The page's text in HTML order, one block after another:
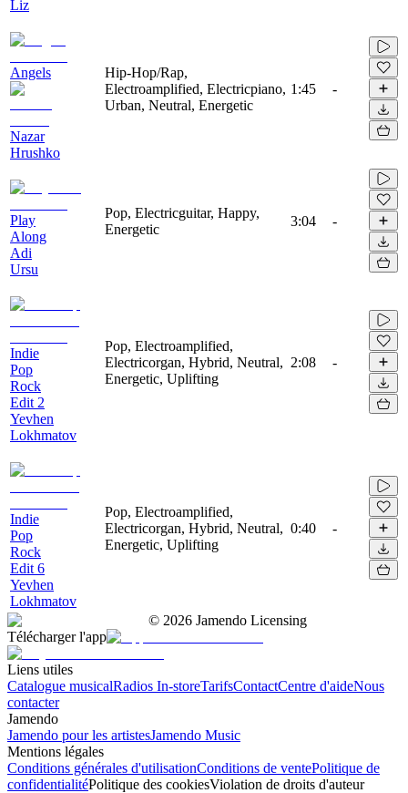
Liz
Angels
Nazar
Hrushko
Hip-Hop/Rap,
Electroamplified, Electricpiano,
Urban, Neutral, Energetic
1:45 -
Play
Along
Adi
Ursu
Pop, Electricguitar, Happy,
Energetic
3:04 -
Indie
Pop
Rock
Edit 2
Yevhen
Lokhmatov
Pop, Electroamplified,
Electricorgan, Hybrid, Neutral,
Energetic, Uplifting
2:08 -
Indie
Pop
Rock
Edit 6
Yevhen
Lokhmatov
Pop, Electroamplified,
Electricorgan, Hybrid, Neutral,
Energetic, Uplifting
0:40 -
© 2026 Jamendo Licensing
Télécharger l'app
Liens utiles
Catalogue musicalRadios In-storeTarifsContactCentre d'aideNous
contacter
Jamendo
Jamendo pour les artistesJamendo Music
Mentions légales
Conditions générales d'utilisationConditions de ventePolitique de
confidentialitéPolitique des cookiesViolation de droits d'auteur